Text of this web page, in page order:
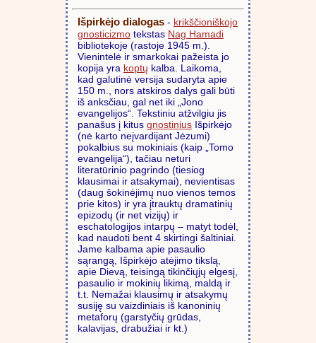
Išpirkėjo dialogas - krikščioniškojo
gnosticizmo tekstas Nag Hamadi
bibliotekoje (rastoje 1945 m.).
Vienintelė ir smarkokai pažeista jo
kopija yra koptų kalba. Laikoma,
kad galutinė versija sudaryta apie
150 m., nors atskiros dalys gali būti
iš anksčiau, gal net iki „Jono
evangelijos“. Tekstiniu atžvilgiu jis
panašus į kitus gnostinius Išpirkėjo
(nė karto neįvardijant Jėzumi)
pokalbius su mokiniais (kaip „Tomo
evangelija“), tačiau neturi
literatūrinio pagrindo (tiesiog
klausimai ir atsakymai), nevientisas
(daug šokinėjimų nuo vienos temos
prie kitos) ir yra įtrauktų dramatinių
epizodų (ir net vizijų) ir
eschatologijos intarpų – matyt todėl,
kad naudoti bent 4 skirtingi šaltiniai.
Jame kalbama apie pasaulio
sąrangą, Išpirkėjo atėjimo tikslą,
apie Dievą, teisingą tikinčiųjų elgesį,
pasaulio ir mokinių likimą, maldą ir
t.t. Nemažai klausimų ir atsakymų
susiję su vaizdiniais iš kanoninių
metaforų (garstyčių grūdas,
kalavijas, drabužiai ir kt.)